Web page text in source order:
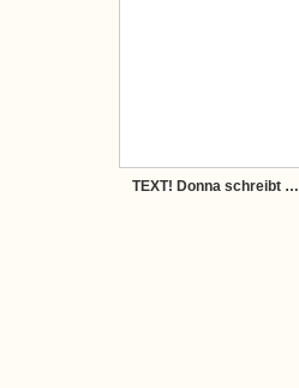
TEXT! Donna schreibt …